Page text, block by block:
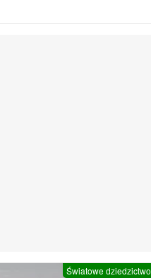
Światowe dziedzictwo